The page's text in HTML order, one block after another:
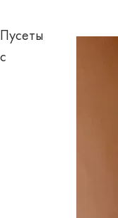
Пусеты
с